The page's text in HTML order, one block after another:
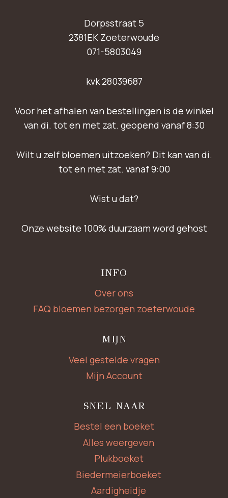
Dorpsstraat 5
2381EK Zoeterwoude
071-5803049
kvk 28039687
Voor het afhalen van bestellingen is de winkel
van di. tot en met zat. geopend vanaf 8:30
Wilt u zelf bloemen uitzoeken? Dit kan van di.
tot en met zat. vanaf 9:00
Wist u dat?
Onze website 100% duurzaam word gehost
INFO
Over ons
FAQ bloemen bezorgen zoeterwoude
MIJN
Veel gestelde vragen
Mijn Account
SNEL NAAR
Bestel een boeket
Alles weergeven
Plukboeket
Biedermeierboeket
Aardigheidje